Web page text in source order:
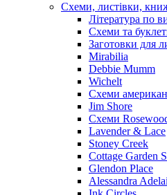
Схеми, листівки,
Література по
Схеми та
Заготовки для
Mirabilia
Debbie Mumm
Wichelt
Схеми
Jim Shore
Cхеми
Lavender & Lace
Stoney Creek
Cottage Garden
Glendon Place
Alessandra